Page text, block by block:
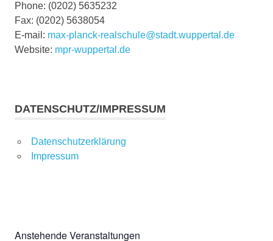
Phone: (0202) 5635232
Fax: (0202) 5638054
E-mail: max-planck-realschule@stadt.wuppertal.de
Website: mpr-wuppertal.de
DATENSCHUTZ/IMPRESSUM
Datenschutzerklärung
Impressum
Anstehende Veranstaltungen